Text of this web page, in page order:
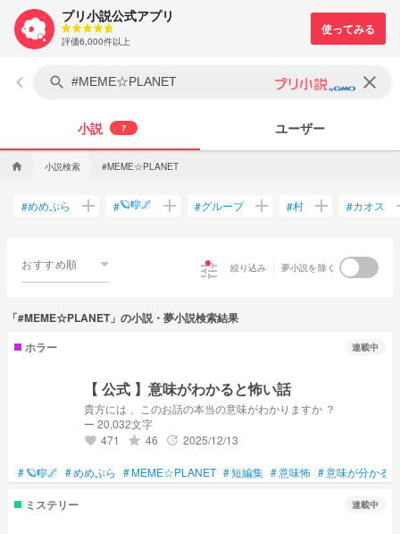
プリ小説公式アプリ
評価6,000件以上
keyboard_arrow_left search clear
小説 7 ユーザー
home 小説検索 #MEME☆PLANET
#めめぷら add #🪐🎼🌌 add #グループ add #村 add #カオス
おすすめ順 tune 絞り込み 夢小説を除く
「#MEME☆PLANET」の小説・夢小説検索結果
ホラー
連載中
【 公式 】意味がわかると怖い話
貴方には 、このお話の本当の意味がわかりますか ？
ー 20,032文字
favorite 471 grade 46 update 2025/12/13
#🪐🎼🌌 #めめぷら #MEME☆PLANET #短編集 #意味怖 #意味が分かる
ミステリー 連載中